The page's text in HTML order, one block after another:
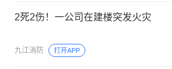
2死2伤！一公司在建楼突发火灾
九江消防 打开APP